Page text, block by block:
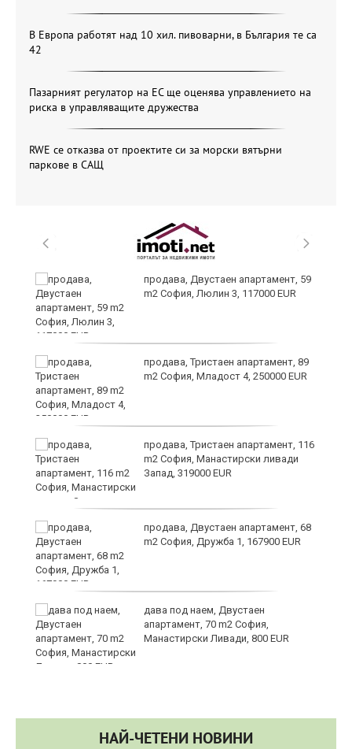
В Европа работят над 10 хил. пивоварни, в България те са
42
Пазарният регулатор на ЕС ще оценява управлението на
риска в управляващите дружества
RWE се отказва от проектите си за морски вятърни
паркове в САЩ
продава, Двустаен апартамент, 59
m2 София, Люлин 3, 117000 EUR
продава, Тристаен апартамент, 89
m2 София, Младост 4, 250000 EUR
продава, Тристаен апартамент, 116
m2 София, Манастирски ливади
Запад, 319000 EUR
продава, Двустаен апартамент, 68
m2 София, Дружба 1, 167900 EUR
дава под наем, Двустаен
апартамент, 70 m2 София,
Манастирски Ливади, 800 EUR
НАЙ-ЧЕТЕНИ НОВИНИ